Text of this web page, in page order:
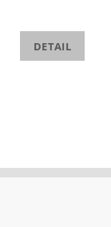
DETAIL